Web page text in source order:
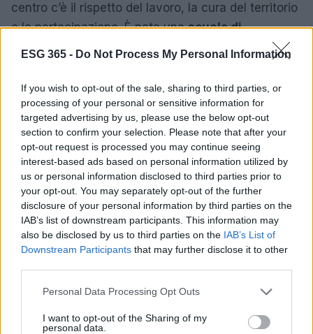
ESG 365 - Do Not Process My Personal Information
If you wish to opt-out of the sale, sharing to third parties, or
processing of your personal or sensitive information for
targeted advertising by us, please use the below opt-out
section to confirm your selection. Please note that after your
opt-out request is processed you may continue seeing
interest-based ads based on personal information utilized by
us or personal information disclosed to third parties prior to
your opt-out. You may separately opt-out of the further
disclosure of your personal information by third parties on the
IAB’s list of downstream participants. This information may
also be disclosed by us to third parties on the IAB’s List of
Downstream Participants that may further disclose it to other
Please note that this website/app uses one or more Google
not limited to your visit or usage behaviour. You may click to
Personal Data Processing Opt Outs
I want to opt-out of the Sharing of my
personal data.
centro c’è il rispetto del lavoro, la cura del territorio
e la partecipazione. È nata unascuola di
Agroecologia
per giovani, mentre oltre 200
settimanalmente a laboratori sul clima e sul suolo.
L’approccio punta a colmare il divario tra
formazione e mercato, offrendo spazi per
sperimentare, apprendere e, se necessario,
sbagliare.
Non mancano le difficoltà: il progetto incontra
resistenze culturali e diffidenza locale quando
mette in discussione pratiche e poteri consolidati.
Tuttavia, la linea seguita dagli operatori è che
l’#ecologia inclusiva passa attraverso relazioni
sociali rinnovate e pratiche quotidiane che
riconsegnano dignità alla terra e alle persone che